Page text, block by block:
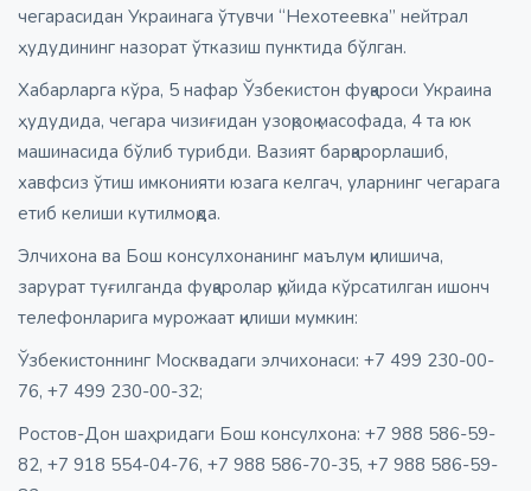
чегарасидан Украинага ўтувчи “Нехотеевка” нейтрал
ҳудудининг назорат ўтказиш пунктида бўлган.
Хабарларга кўра, 5 нафар Ўзбекистон фуқароси Украина
ҳудудида, чегара чизиғидан узоқроқ масофада, 4 та юк
машинасида бўлиб турибди. Вазият барқарорлашиб,
хавфсиз ўтиш имконияти юзага келгач, уларнинг чегарага
етиб келиши кутилмоқда.
Элчихона ва Бош консулхонанинг маълум қилишича,
зарурат туғилганда фуқаролар қуйида кўрсатилган ишонч
телефонларига мурожаат қилиши мумкин:
Ўзбекистоннинг Москвадаги элчихонаси: +7 499 230-00-
76, +7 499 230-00-32;
Ростов-Дон шаҳридаги Бош консулхона: +7 988 586-59-
82, +7 918 554-04-76, +7 988 586-70-35, +7 988 586-59-